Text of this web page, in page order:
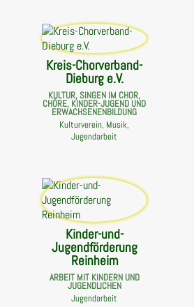
Kreis-Chorverband-
Dieburg e.V.
KULTUR, SINGEN IM CHOR,
CHÖRE, KINDER-JUGEND UND
ERWACHSENENBILDUNG
Kulturverein, Musik,
Jugendarbeit
Kinder-und-
Jugendförderung
Reinheim
ARBEIT MIT KINDERN UND
JUGENDLICHEN
Jugendarbeit